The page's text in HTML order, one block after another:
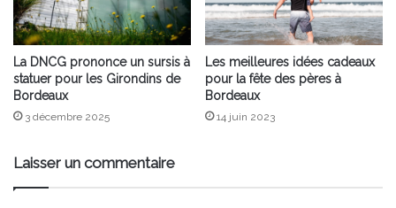
La DNCG prononce un sursis à
statuer pour les Girondins de
Bordeaux
3 décembre 2025
Les meilleures idées cadeaux
pour la fête des pères à
Bordeaux
14 juin 2023
Laisser un commentaire